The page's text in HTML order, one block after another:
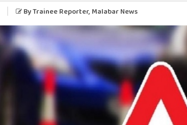
ByTrainee Reporter, Malabar News